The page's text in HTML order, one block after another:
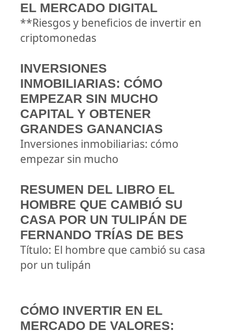
EL MERCADO DIGITAL
**Riesgos y beneficios de invertir en
criptomonedas
INVERSIONES
INMOBILIARIAS: CÓMO
EMPEZAR SIN MUCHO
CAPITAL Y OBTENER
GRANDES GANANCIAS
Inversiones inmobiliarias: cómo
empezar sin mucho
RESUMEN DEL LIBRO EL
HOMBRE QUE CAMBIÓ SU
CASA POR UN TULIPÁN DE
FERNANDO TRÍAS DE BES
Título: El hombre que cambió su casa
por un tulipán
CÓMO INVERTIR EN EL
MERCADO DE VALORES: